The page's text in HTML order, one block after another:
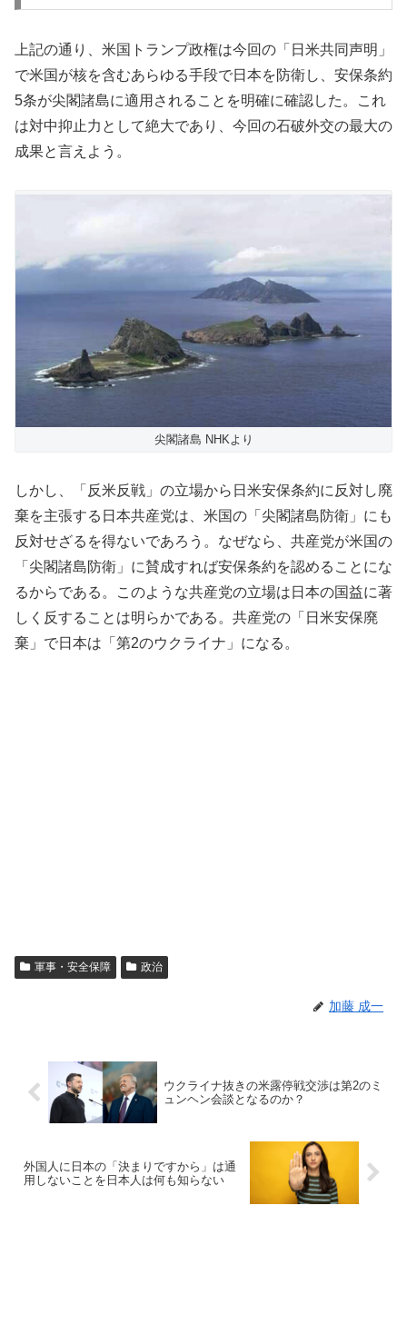
上記の通り、米国トランプ政権は今回の「日米共同声明」
で米国が核を含むあらゆる手段で日本を防衛し、安保条約
5条が尖閣諸島に適用されることを明確に確認した。これ
は対中抑止力として絶大であり、今回の石破外交の最大の
成果と言えよう。
尖閣諸島 NHKより
しかし、「反米反戦」の立場から日米安保条約に反対し廃
棄を主張する日本共産党は、米国の「尖閣諸島防衛」にも
反対せざるを得ないであろう。なぜなら、共産党が米国の
「尖閣諸島防衛」に賛成すれば安保条約を認めることにな
るからである。このような共産党の立場は日本の国益に著
しく反することは明らかである。共産党の「日米安保廃
棄」で日本は「第2のウクライナ」 になる。
軍事・安全保障 政治
加藤 成一
ウクライナ抜きの米露停戦交渉は第2のミ
ュンヘン会談となるのか？
外国人に日本の「決まりですから」は通
用しないことを日本人は何も知らない